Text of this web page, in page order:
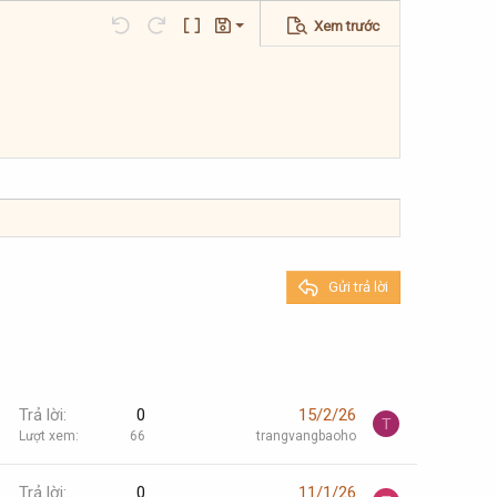
Undo Redo Toggle BB code
Bản thảo
Lưu nháp
Xem trước
Gửi trả lời
Trả lời 0
Lượt xem 66
15/2/26
trangvangbaoho
T
Trả lời 0 11/1/26